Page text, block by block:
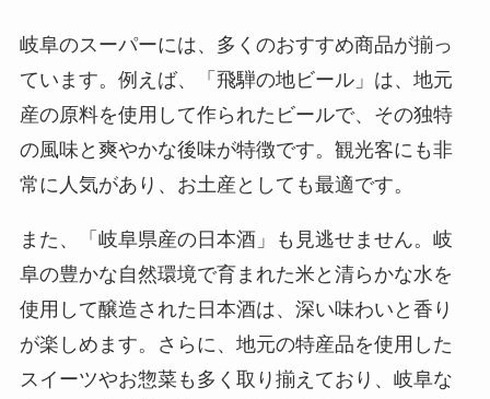
岐阜のスーパーには、多くのおすすめ商品が揃っ
ています。例えば、「飛騨の地ビール」は、地元
産の原料を使用して作られたビールで、その独特
の風味と爽やかな後味が特徴です。観光客にも非
常に人気があり、お土産としても最適です。
また、「岐阜県産の日本酒」も見逃せません。岐
阜の豊かな自然環境で育まれた米と清らかな水を
使用して醸造された日本酒は、深い味わいと香り
が楽しめます。さらに、地元の特産品を使用した
スイーツやお惣菜も多く取り揃えており、岐阜な